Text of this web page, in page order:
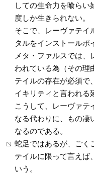
しての生命力を喰らい
度しか生きられない。
そこで、レーヴァテイ
タルをインストールポ
メタ・ファルスでは
われている為（その理
テイルの存在が必須で
イキリティと言われる
こうして、レーヴァテ
なる代わりに、もの凄
なるのである。
蛇足ではあるが、ごく
テイルに限って言えば
いう。